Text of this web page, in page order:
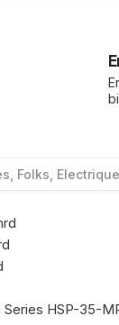
Folks,